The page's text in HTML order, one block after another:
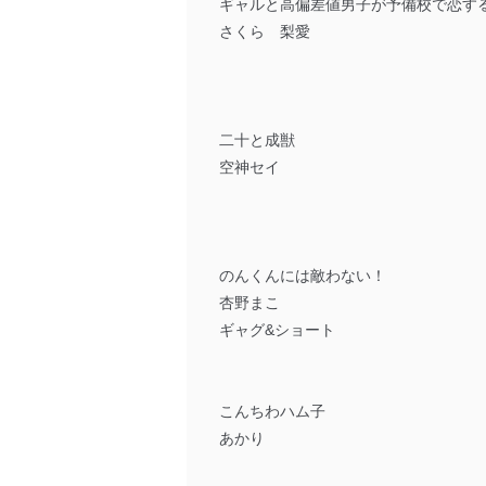
ギャルと高偏差値男子が予備校で恋す
さくら 梨愛
二十と成獣
空神セイ
のんくんには敵わない！
杏野まこ
ギャグ&ショート
こんちわハム子
あかり